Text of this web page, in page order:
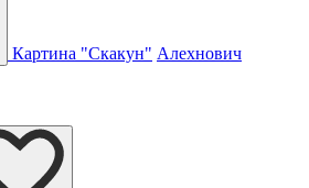
Картина "Cкакун" Алехнович